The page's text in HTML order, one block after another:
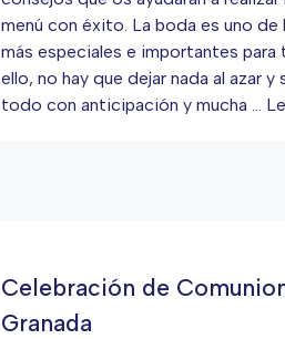
menú con éxito. La boda es uno
más especiales e importantes para
ello, no hay que dejar nada al azar y
todo con anticipación y mucha …
Celebración de
Granada